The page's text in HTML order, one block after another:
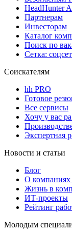
HeadHunter
Партнерам
Инвесторам
Каталог
Поиск по
Сетка:
Соискателям
hh PRO
Готовое
Все сервисы
Хочу у вас
Экспертная
Новости и статьи
Блог
О компаниях
Жизнь в
ИТ-проекты
Рейтинг
Молодым